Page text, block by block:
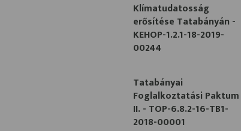
Klímatudatosság
erősítése Tatabányán -
KEHOP-1.2.1-18-2019-
00244
Tatabányai
Foglalkoztatási Paktum
II. - TOP-6.8.2-16-TB1-
2018-00001